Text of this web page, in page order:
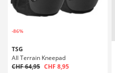
-86%
TSG
All Terrain Kneepad
CHF 64,95 CHF 8,95